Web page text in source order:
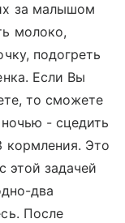
за малышом
молоко,
подогреть
Если Вы
то сможете
- сцедить
кормления. Это
этой задачей
два
После